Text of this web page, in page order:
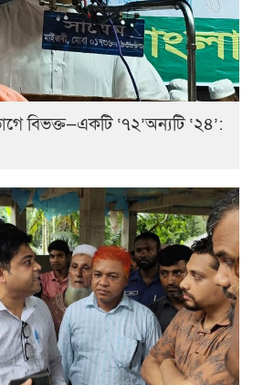
বিভক্ত—একটি ‘৭২’অন্যটি ‘২৪’: